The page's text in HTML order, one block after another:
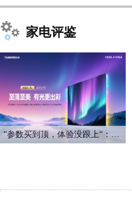
家电评鉴
“参数买到顶，体验没跟上“：长虹追光Q70S给高端电视打了个样